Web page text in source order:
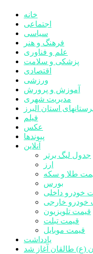
خانه
اجتماعی
سیاسی
فرهنگ و هنر
علم و فناوری
پزشکی و سلامت
اقتصادی
ورزشی
آموزش و پرورش
مدیریت شهری
استان البرز
فیلم
عکس
پیوندها
آنلاین
جدول لیگ برتر
ارز
طلا و سکه
بورس
خودرو داخلی
خودرو خارجی
قیمت تلویزیون
قیمت تبلت
قیمت موبایل
یادداشت
(ع) طالقان آغاز شد